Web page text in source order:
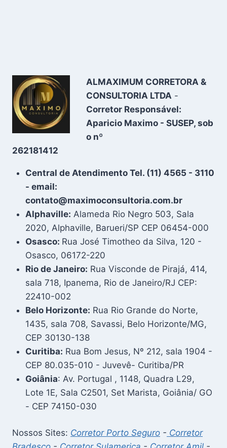
ALMAXIMUM CORRETORA &
CONSULTORIA LTDA -
Corretor Responsável:
Aparicio Maximo - SUSEP, sob
o nº
262181412
Central de Atendimento Tel. (11) 4565 - 3110
- email:
contato@maximoconsultoria.com.br
Alphaville: Alameda Rio Negro 503, Sala
2020, Alphaville, Barueri/SP CEP 06454-000
Osasco: Rua José Timotheo da Silva, 120 -
Osasco, 06172-220
Rio de Janeiro: Rua Visconde de Pirajá, 414,
sala 718, Ipanema, Rio de Janeiro/RJ CEP:
22410-002
Belo Horizonte: Rua Rio Grande do Norte,
1435, sala 708, Savassi, Belo Horizonte/MG,
CEP 30130-138
Curitiba: Rua Bom Jesus, Nº 212, sala 1904 -
CEP 80.035-010 - Juvevê- Curitiba/PR
Goiânia: Av. Portugal , 1148, Quadra L29,
Lote 1E, Sala C2501, Set Marista, Goiânia/ GO
- CEP 74150-030
Nossos Sites: Corretor Porto Seguro - Corretor